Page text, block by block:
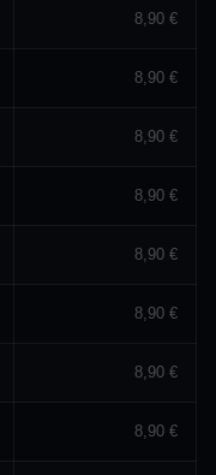
8,90 €
8,90 €
8,90 €
8,90 €
8,90 €
8,90 €
8,90 €
8,90 €